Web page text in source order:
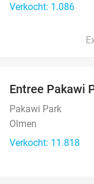
Verkocht: 1.086
Entree Pakawi
Pakawi Park
Olmen
Verkocht: 11.818